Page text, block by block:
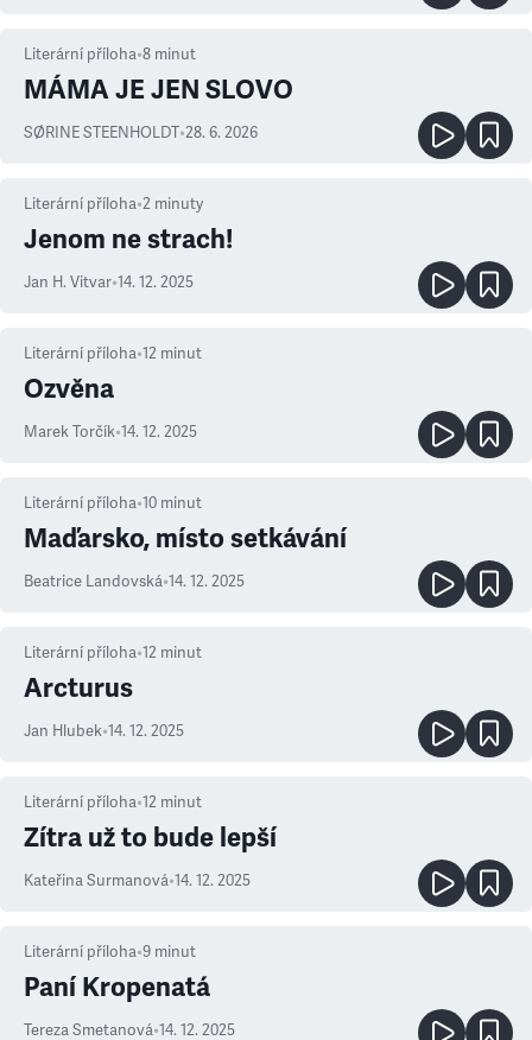
Literární příloha•8 minut
MÁMA JE JEN SLOVO
SØRINE STEENHOLDT•28. 6. 2026
Literární příloha•2 minuty
Jenom ne strach!
Jan H. Vitvar•14. 12. 2025
Literární příloha•12 minut
Ozvěna
Marek Torčík•14. 12. 2025
Literární příloha•10 minut
Maďarsko, místo setkávání
Beatrice Landovská•14. 12. 2025
Literární příloha•12 minut
Arcturus
Jan Hlubek•14. 12. 2025
Literární příloha•12 minut
Zítra už to bude lepší
Kateřina Surmanová•14. 12. 2025
Literární příloha•9 minut
Paní Kropenatá
Tereza Smetanová•14. 12. 2025